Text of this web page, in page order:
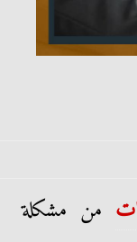
من مشكلة